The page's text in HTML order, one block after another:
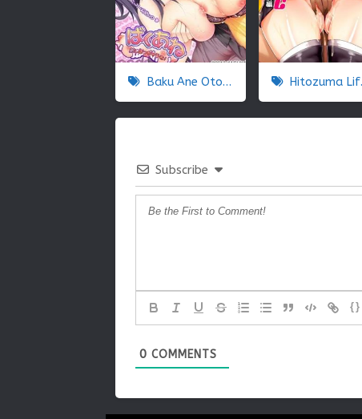
Baku Ane Otouto Shibocchau zo! The Animation Director´s Cut Edition Hitozuma Life: One Time Gal
Subscribe
{}
0 COMMENTS